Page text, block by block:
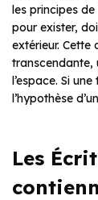
les principes
pour exister,
extérieur. Cette
transcendante,
l’espace. Si
l’hypothèse
Les